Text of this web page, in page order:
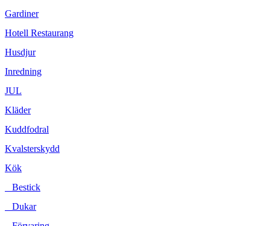
Gardiner
Hotell Restaurang
Husdjur
Inredning
JUL
Kläder
Kuddfodral
Kvalsterskydd
Kök
Bestick
Dukar